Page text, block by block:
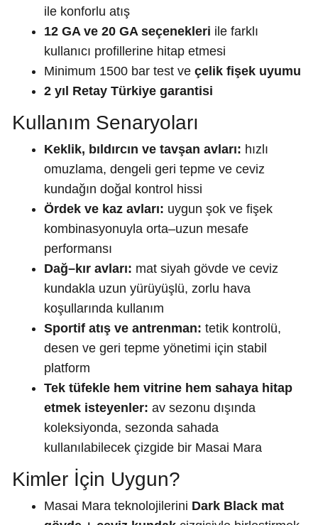
ile konforlu atış
12 GA ve 20 GA seçenekleri ile farklı
kullanıcı profillerine hitap etmesi
Minimum 1500 bar test ve çelik fişek uyumu
2 yıl Retay Türkiye garantisi
Kullanım Senaryoları
Keklik, bıldırcın ve tavşan avları: hızlı
omuzlama, dengeli geri tepme ve ceviz
kundağın doğal kontrol hissi
Ördek ve kaz avları: uygun şok ve fişek
kombinasyonuyla orta–uzun mesafe
performansı
Dağ–kır avları: mat siyah gövde ve ceviz
kundakla uzun yürüyüşlü, zorlu hava
koşullarında kullanım
Sportif atış ve antrenman: tetik kontrolü,
desen ve geri tepme yönetimi için stabil
platform
Tek tüfekle hem vitrine hem sahaya hitap
etmek isteyenler: av sezonu dışında
koleksiyonda, sezonda sahada
kullanılabilecek çizgide bir Masai Mara
Kimler İçin Uygun?
Masai Mara teknolojilerini Dark Black mat